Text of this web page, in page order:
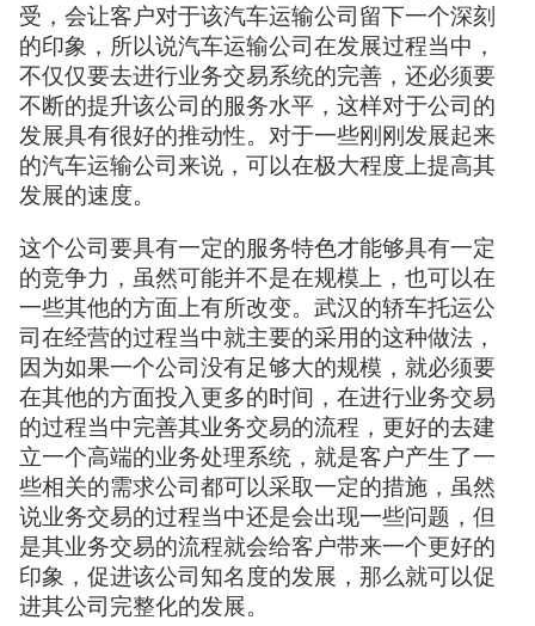
受，会让客户对于该汽车运输公司留下一个深刻
的印象，所以说汽车运输公司在发展过程当中，
不仅仅要去进行业务交易系统的完善，还必须要
不断的提升该公司的服务水平，这样对于公司的
发展具有很好的推动性。对于一些刚刚发展起来
的汽车运输公司来说，可以在极大程度上提高其
发展的速度。
这个公司要具有一定的服务特色才能够具有一定
的竞争力，虽然可能并不是在规模上，也可以在
一些其他的方面上有所改变。武汉的轿车托运公
司在经营的过程当中就主要的采用的这种做法，
因为如果一个公司没有足够大的规模，就必须要
在其他的方面投入更多的时间，在进行业务交易
的过程当中完善其业务交易的流程，更好的去建
立一个高端的业务处理系统，就是客户产生了一
些相关的需求公司都可以采取一定的措施，虽然
说业务交易的过程当中还是会出现一些问题，但
是其业务交易的流程就会给客户带来一个更好的
印象，促进该公司知名度的发展，那么就可以促
进其公司完整化的发展。